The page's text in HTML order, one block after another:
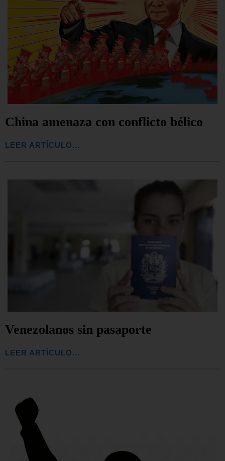
China amenaza con conflicto bélico
LEER ARTÍCULO...
Venezolanos sin pasaporte
LEER ARTÍCULO...